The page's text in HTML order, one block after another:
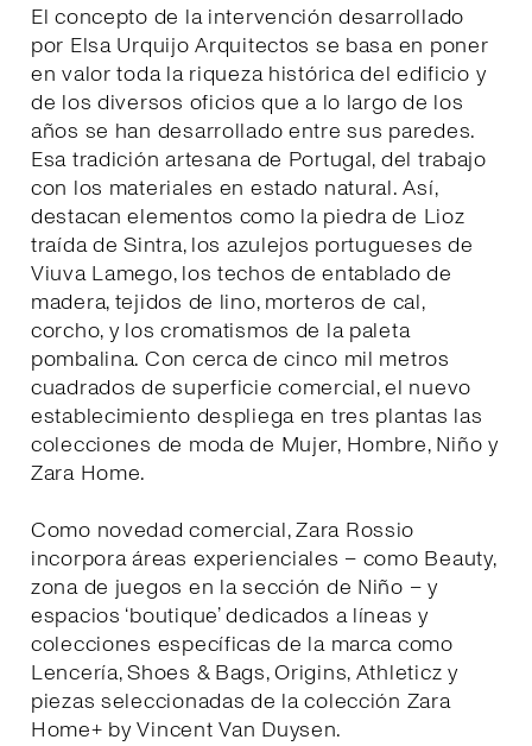
El concepto de la intervención desarrollado
por Elsa Urquijo Arquitectos se basa en poner
en valor toda la riqueza histórica del edificio y
de los diversos oficios que a lo largo de los
años se han desarrollado entre sus paredes.
Esa tradición artesana de Portugal, del trabajo
con los materiales en estado natural. Así,
destacan elementos como la piedra de Lioz
traída de Sintra, los azulejos portugueses de
Viuva Lamego, los techos de entablado de
madera, tejidos de lino, morteros de cal,
corcho, y los cromatismos de la paleta
pombalina. Con cerca de cinco mil metros
cuadrados de superficie comercial, el nuevo
establecimiento despliega en tres plantas las
colecciones de moda de Mujer, Hombre, Niño y
Zara Home.
Como novedad comercial, Zara Rossio
incorpora áreas experienciales – como Beauty,
zona de juegos en la sección de Niño – y
espacios ‘boutique’ dedicados a líneas y
colecciones específicas de la marca como
Lencería, Shoes & Bags, Origins, Athleticz y
piezas seleccionadas de la colección Zara
Home+ by Vincent Van Duysen.